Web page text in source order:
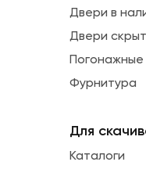
Двери в
Двери
Погонажные
Фурнитура
Для
Каталоги